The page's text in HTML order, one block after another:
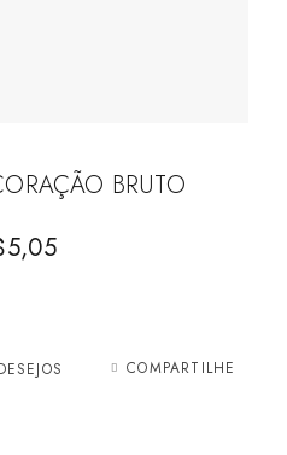
BRUTO
5,05
COMPARTILHE